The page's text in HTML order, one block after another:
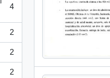
4
2
2
2